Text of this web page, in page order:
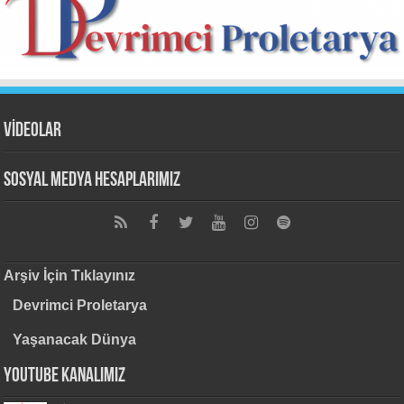
VİDEOLAR
Sosyal Medya Hesaplarımız
Arşiv İçin Tıklayınız
Devrimci Proletarya
Yaşanacak Dünya
Youtube Kanalımız